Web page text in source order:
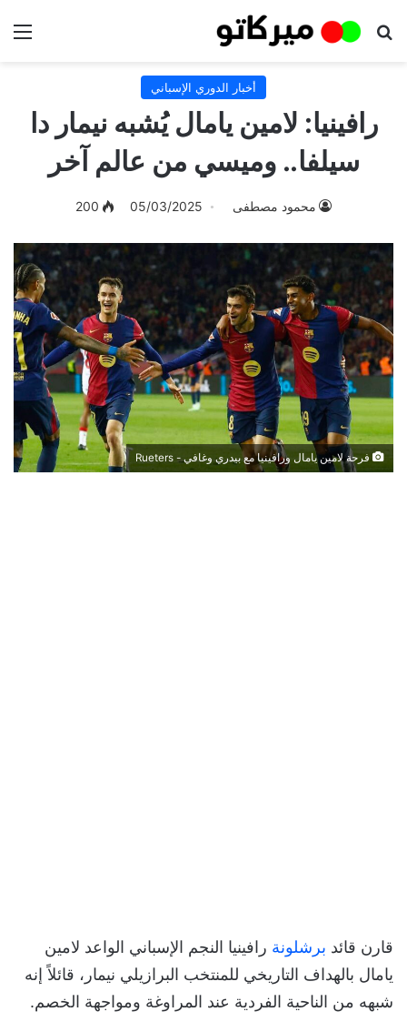
بحث عن
أخبار الدوري الإسباني
رافينيا: لامين يامال يُشبه نيمار دا
سيلفا.. وميسي من عالم آخر
محمود مصطفى 05/03/2025
200
فرحة لامين يامال ورافينيا مع بيدري وغافي - Rueters
قارن قائد برشلونة رافينيا النجم الإسباني الواعد لامين
يامال بالهداف التاريخي للمنتخب البرازيلي نيمار، قائلاً إنه
شبهه من الناحية الفردية عند المراوغة ومواجهة الخصم.